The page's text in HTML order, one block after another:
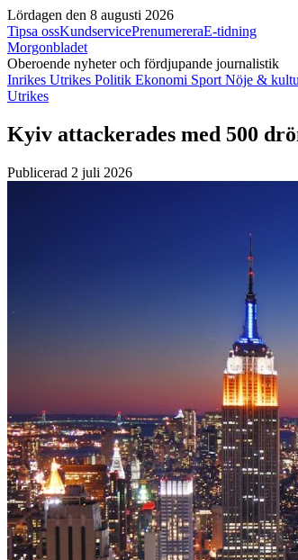
Lördagen den 8 augusti 2026
Tipsa ossKundservicePrenumereraE-tidning
Morgonbladet
Oberoende nyheter och fördjupande journalistik
Inrikes Utrikes Politik Ekonomi Sport Nöje &
Utrikes
Kyiv attackerades med 500
Publicerad 2 juli 2026